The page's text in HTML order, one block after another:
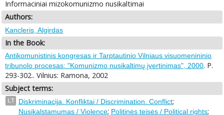
Informaciniai mizokomunizmo nusikaltimai
Authors:
Kancleris, Algirdas
In the Book:
Antikomunistinis kongresas ir Tarptautinio Vilniaus visuomenininio
tribunolo procesas: "Komunizmo nusikaltimų įvertinimas", 2000. P.
293-302.. Vilnius: Ramona, 2002
Subject terms:
LT Diskriminacija. Konfliktai / Discrimination. Conflict;
Nusikalstamumas / Violence; Politinės teisės / Political rights;